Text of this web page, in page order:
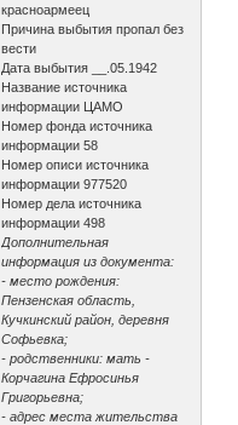
красноармеец
Причина выбытия пропал без
вести
Дата выбытия __.05.1942
Название источника
информации ЦАМО
Номер фонда источника
информации 58
Номер описи источника
информации 977520
Номер дела источника
информации 498
Дополнительная
информация из документа:
- место рождения:
Пензенская область,
Кучкинский район, деревня
Софьевка;
- родственники: мать -
Корчагина Ефросинья
Григорьевна;
- адрес места жительства